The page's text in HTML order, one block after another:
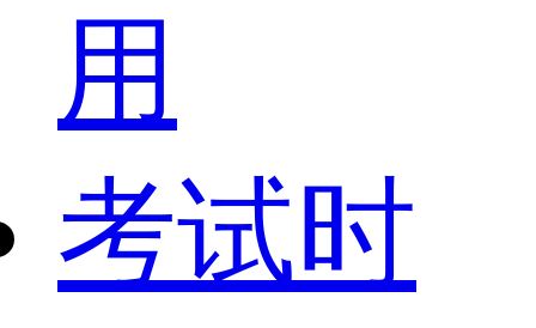
用
考试时